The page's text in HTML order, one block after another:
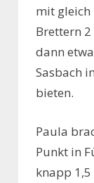
mit gleich
Brettern
dann
Sasbach
bieten.
Paula
Punkt in
knapp